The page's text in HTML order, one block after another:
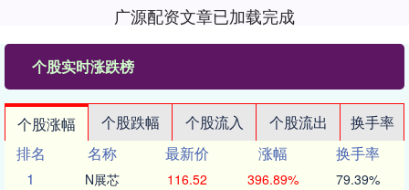
广源配资文章已加载完成
个股实时涨跌榜
个股涨幅 个股跌幅 个股流入 个股流出
换手率
排名
名称 最新价 涨幅
换手率
1
N展芯 116.52 396.89% 79.39%